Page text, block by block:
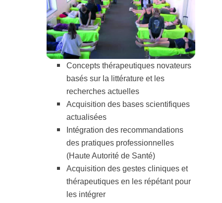
Concepts thérapeutiques novateurs
basés sur la littérature et les
recherches actuelles
Acquisition des bases scientifiques
actualisées
Intégration des recommandations
des pratiques professionnelles
(Haute Autorité de Santé)
Acquisition des gestes cliniques et
thérapeutiques en les répétant pour
les intégrer